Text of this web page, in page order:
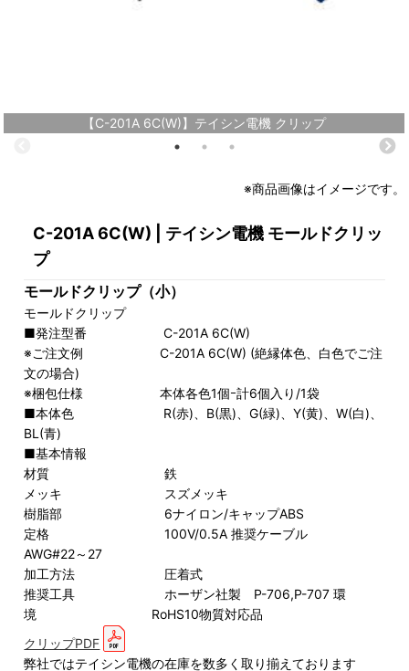
【C-201A 6C(W)】テイシン電機 クリップ
※商品画像はイメージです。
C-201A 6C(W) | テイシン電機 モールドクリッ
プ
モールドクリップ（小）
モールドクリップ
■発注型番 C-201A 6C(W)
※ご注文例 C-201A 6C(W) (絶縁体色、白色でご注
文の場合)
※梱包仕様 本体各色1個ｰ計6個入り/1袋
■本体色 R(赤)、B(黒)、G(緑)、Y(黄)、W(白)、
BL(青)
■基本情報
材質 鉄
メッキ スズメッキ
樹脂部 6ナイロン/キャップABS
定格 100V/0.5A 推奨ケーブル
AWG#22～27
加工方法 圧着式
推奨工具 ホーザン社製 P-706,P-707 環
境 RoHS10物質対応品
クリップPDF
弊社ではテイシン電機の在庫を数多く取り揃えております